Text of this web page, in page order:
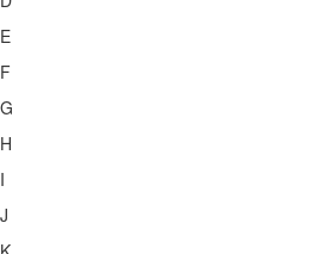
E
F
G
H
I
J